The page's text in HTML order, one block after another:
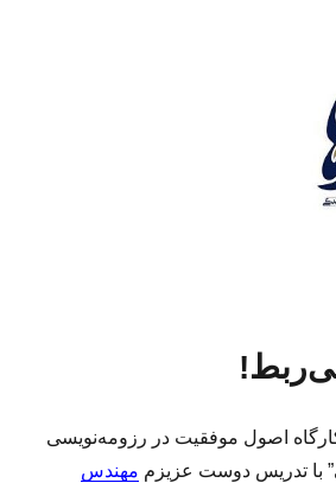
اصول موفقیت در رزومه‌نویسی
با تدریس دوست عزیزم مهندس